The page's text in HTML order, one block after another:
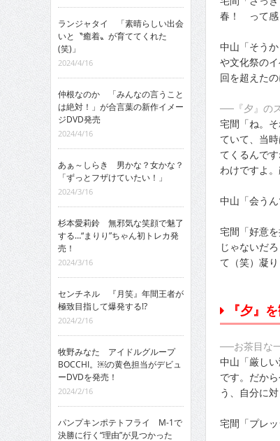
春！ って感
中山「そう
や文化祭の
回を超えた
──『夕』の
宅間「ね。
ていて、当
てくるんで
わけですよ
中山「会うん
宅間「好意
じゃないだ
て（笑）凝
『夕』
──お茶目な
中山「厳し
です。だか
う、自分に
宅間「プレ
ランジャタイ 「素晴らしい出会
いと〝癒着〟が育ててくれた
(笑)」
2024/4/16
仲根なのか 「みんなの言うこと
は絶対！」が合言葉の新作イメー
ジDVD発売
2024/4/16
あぁ～しらき 男かな？女かな？
「ずっとフザけていたい！」
2024/3/16
杉本愛莉鈴 無邪気な笑顔で魅了
する…“まりり”ちゃん初トレカ発
売！
2024/3/16
センチネル 『月笑』年間王者が
極致目指して爆発する!?
2024/2/16
牧野みなた アイドルグループ
BOCCHI。￼の黄色担当がデビュ
ーDVDを発売！
2024/2/16
パンプキンポテトフライ M-1で
決勝に行く“理由”が見つかった